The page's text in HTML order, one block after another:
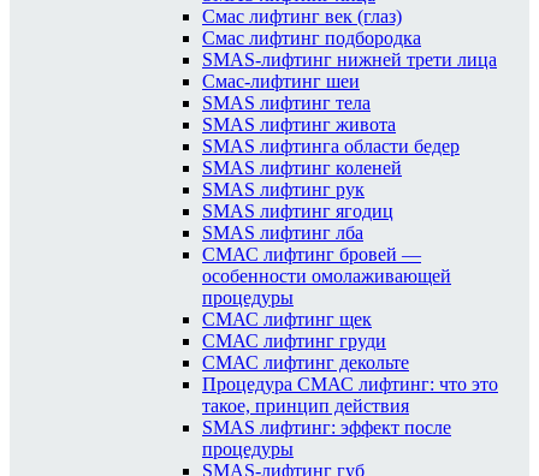
Смас лифтинг век (глаз)
Смас лифтинг подбородка
SMAS-лифтинг нижней трети лица
Смас-лифтинг шеи
SMAS лифтинг тела
SMAS лифтинг живота
SMAS лифтинга области бедер
SMAS лифтинг коленей
SMAS лифтинг рук
SMAS лифтинг ягодиц
SMAS лифтинг лба
СМАС лифтинг бровей —
особенности омолаживающей
процедуры
СМАС лифтинг щек
СМАС лифтинг груди
СМАС лифтинг декольте
Процедура СМАС лифтинг: что это
такое, принцип действия
SMAS лифтинг: эффект после
процедуры
SMAS-лифтинг губ